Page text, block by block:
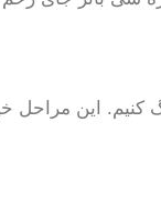
کنیم. این مراحل